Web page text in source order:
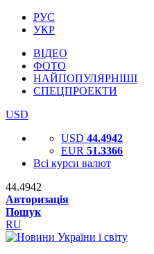
РУС
УКР
ВІДЕО
ФОТО
НАЙПОПУЛЯРНІШІ
СПЕЦПРОЕКТИ
USD
USD 44.4942
EUR 51.3366
Всі курси валют
44.4942
Авторизація
Пошук
RU